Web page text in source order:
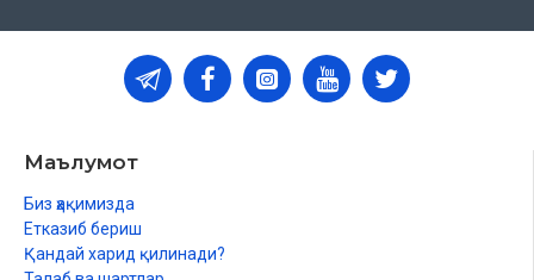
Маълумот
Биз ҳақимизда
Етказиб бериш
Қандай харид қилинади?